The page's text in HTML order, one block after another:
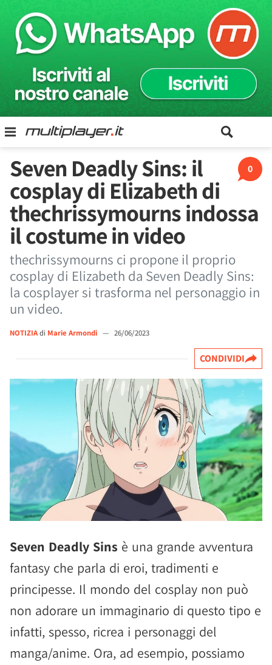
0
Seven Deadly Sins: il
cosplay di Elizabeth di
thechrissymourns indossa
il costume in video
thechrissymourns ci propone il proprio
cosplay di Elizabeth da Seven Deadly Sins:
la cosplayer si trasforma nel personaggio in
un video.
NOTIZIAdi Marie Armondi — 26/06/2023
CONDIVIDI
Seven Deadly Sins è una grande avventura
fantasy che parla di eroi, tradimenti e
principesse. Il mondo del cosplay non può
non adorare un immaginario di questo tipo e
infatti, spesso, ricrea i personaggi del
manga/anime. Ora, ad esempio, possiamo